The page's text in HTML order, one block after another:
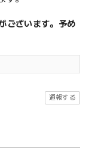
ございます。予め
通報する